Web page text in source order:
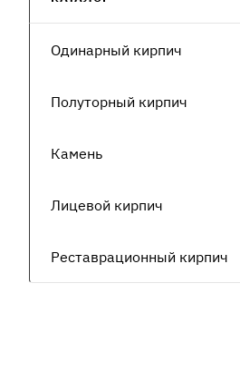
Одинарный кирпич
Полуторный кирпич
Камень
Лицевой кирпич
Реставрационный кирпич